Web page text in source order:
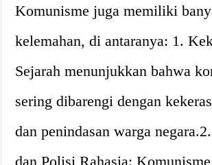
Komunisme juga memiliki
kelemahan, di antaranya: 1.
Sejarah menunjukkan bahwa
sering dibarengi dengan
dan penindasan warga
dan Polisi Rahasia: